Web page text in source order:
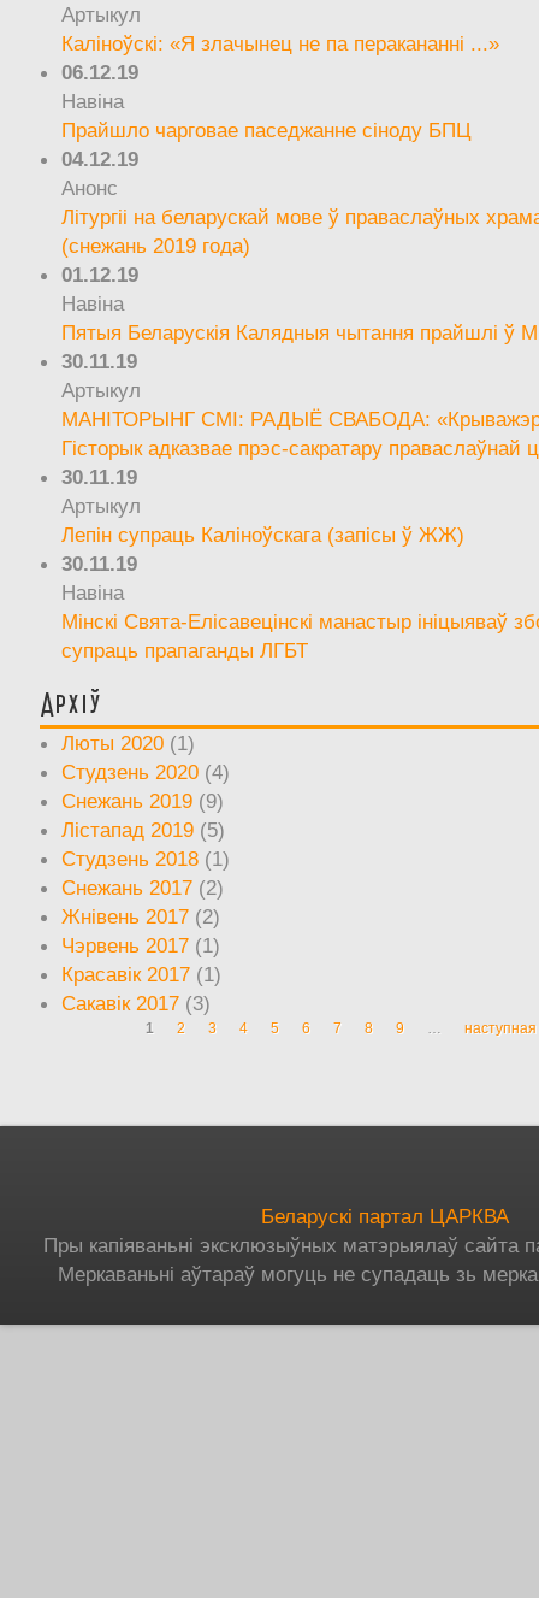
Артыкул
Каліноўскі: «Я злачынец не па перакананні ...»
06.12.19
Навіна
Прайшло чарговае паседжанне сіноду БПЦ
04.12.19
Анонс
Літургіі на беларускай мове ў праваслаўных
(снежань 2019 года)
01.12.19
Навіна
Пятыя Беларускія Калядныя чытання прайшлі ў
30.11.19
Артыкул
МАНІТОРЫНГ СМІ: РАДЫЁ СВАБОДА:
Гісторык адказвае прэс-сакратару праваслаўнай
30.11.19
Артыкул
Лепін супраць Каліноўскага (запісы ў ЖЖ)
30.11.19
Навіна
Мінскі Свята-Елісавецінскі манастыр ініцыяваў
супраць прапаганды ЛГБТ
Архіў
Люты 2020 (1)
Студзень 2020 (4)
Снежань 2019 (9)
Лістапад 2019 (5)
Студзень 2018 (1)
Снежань 2017 (2)
Жнівень 2017 (2)
Чэрвень 2017 (1)
Красавік 2017 (1)
Сакавік 2017 (3)
Старонкі
1 2 3 4 5 6 7 8 9 … наступная
Беларускі партал ЦАРКВА
Пры капіяваньні эксклюзыўных матэрыялаў сайта
Меркаваньні аўтараў могуць не супадаць зь